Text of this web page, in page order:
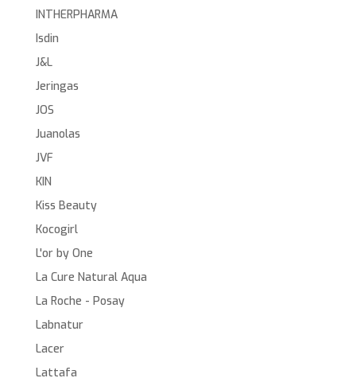
INTHERPHARMA
Isdin
J&L
Jeringas
JOS
Juanolas
JVF
KIN
Kiss Beauty
Kocogirl
L'or by One
La Cure Natural Aqua
La Roche - Posay
Labnatur
Lacer
Lattafa